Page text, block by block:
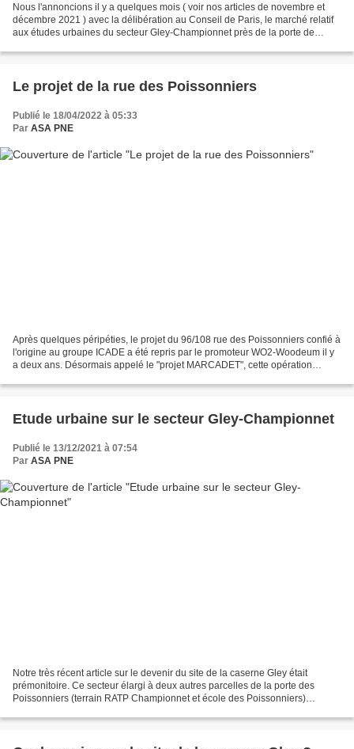
Nous l'annoncions il y a quelques mois ( voir nos articles de novembre et
décembre 2021 ) avec la délibération au Conseil de Paris, le marché relatif
aux études urbaines du secteur Gley-Championnet près de la porte de
Le projet de la rue des Poissonniers
Publié le 18/04/2022 à 05:33
Par ASA PNE
Après quelques péripéties, le projet du 96/108 rue des Poissonniers confié à
l'origine au groupe ICADE a été repris par le promoteur WO2-Woodeum il y
a deux ans. Désormais appelé le "projet MARCADET", cette opération
Etude urbaine sur le secteur Gley-Championnet
Publié le 13/12/2021 à 07:54
Par ASA PNE
Notre très récent article sur le devenir du site de la caserne Gley était
prémonitoire. Ce secteur élargi à deux autres parcelles de la porte des
Poissonniers (terrain RATP Championnet et école des Poissonniers)